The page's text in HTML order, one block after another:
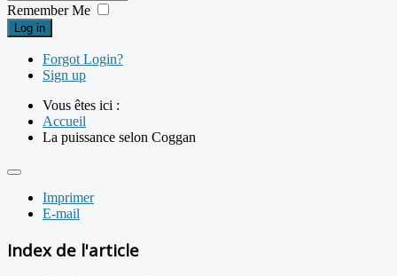
Remember Me
Log in
Forgot Login?
Sign up
Vous êtes ici :
Accueil
La puissance selon Coggan
Imprimer
E-mail
Index de l'article